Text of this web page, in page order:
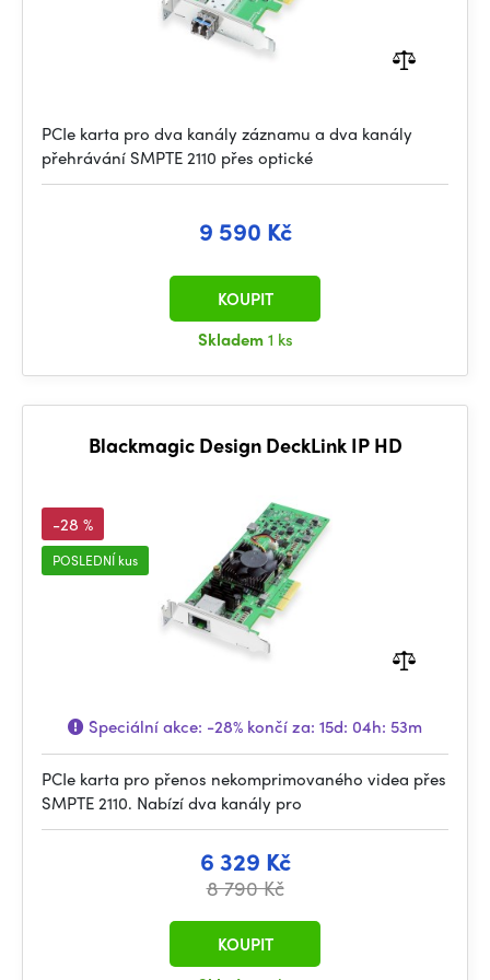
PCIe karta pro dva kanály záznamu a dva kanály
přehrávání SMPTE 2110 přes optické
9 590 Kč
Skladem1 ks
KOUPIT
Blackmagic Design DeckLink IP HD
-28 %
POSLEDNÍ kus
Speciální akce: -28% končí za: 15d: 04h: 53m
PCIe karta pro přenos nekomprimovaného videa přes
SMPTE 2110. Nabízí dva kanály pro
6 329 Kč
8 790 Kč
KOUPIT